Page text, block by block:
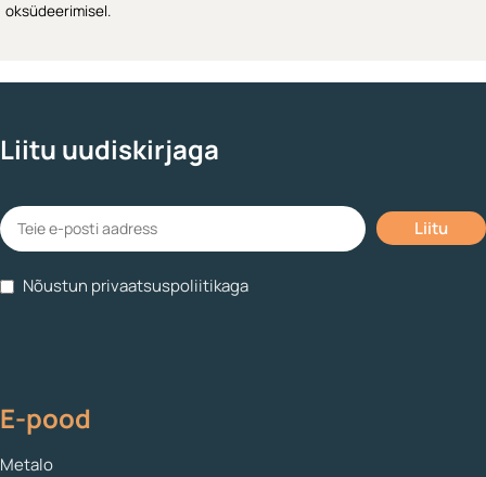
oksüdeerimisel.
Liitu uudiskirjaga
Nõustun privaatsuspoliitikaga
E-pood
Metalo